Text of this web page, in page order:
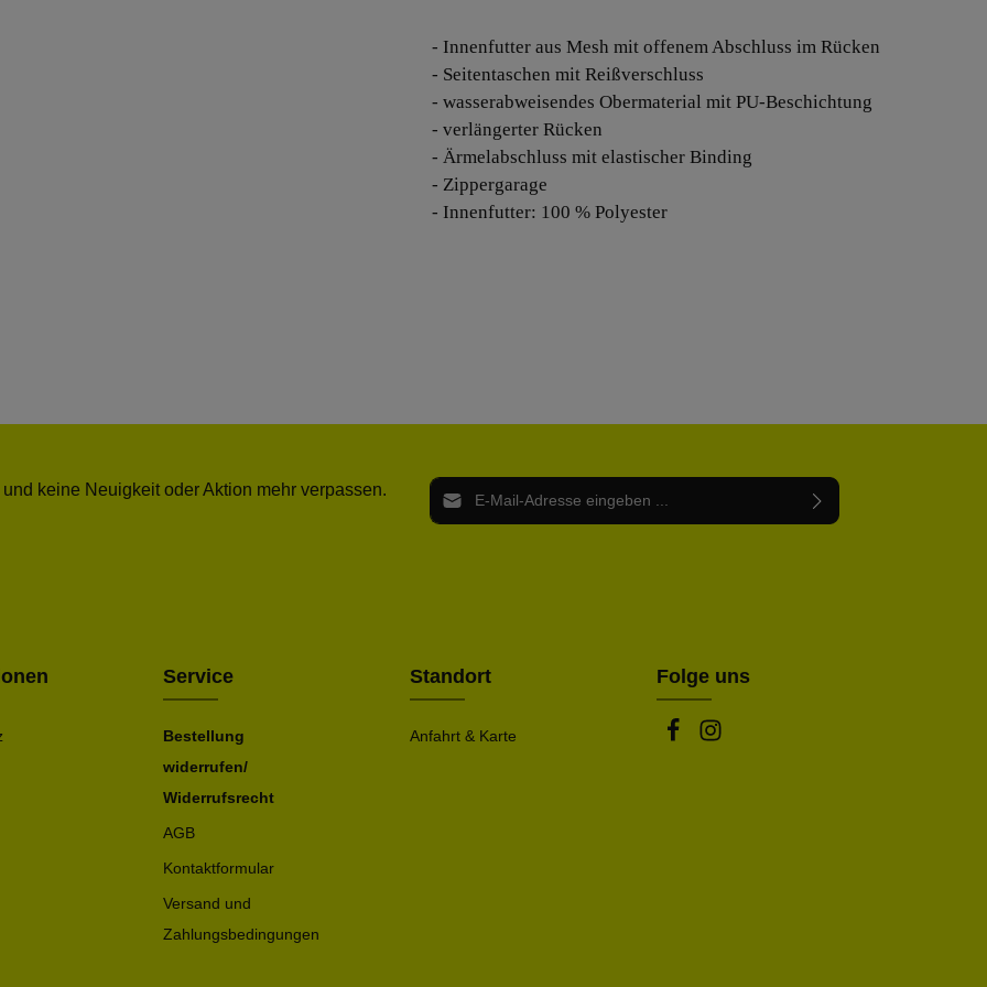
- Innenfutter aus Mesh mit offenem Abschluss im Rücken
- Seitentaschen mit Reißverschluss
- wasserabweisendes Obermaterial mit PU-Beschichtung
- verlängerter Rücken
- Ärmelabschluss mit elastischer Binding
- Zippergarage
- Innenfutter: 100 % Polyester
keine Neuigkeit oder Aktion mehr verpassen. E-Mail-Adresse*
Service
Bestellung
widerrufen/
Widerrufsrecht
AGB
Kontaktformular
Versand und
Zahlungsbedingungen
Standort
Anfahrt & Karte
Folge uns